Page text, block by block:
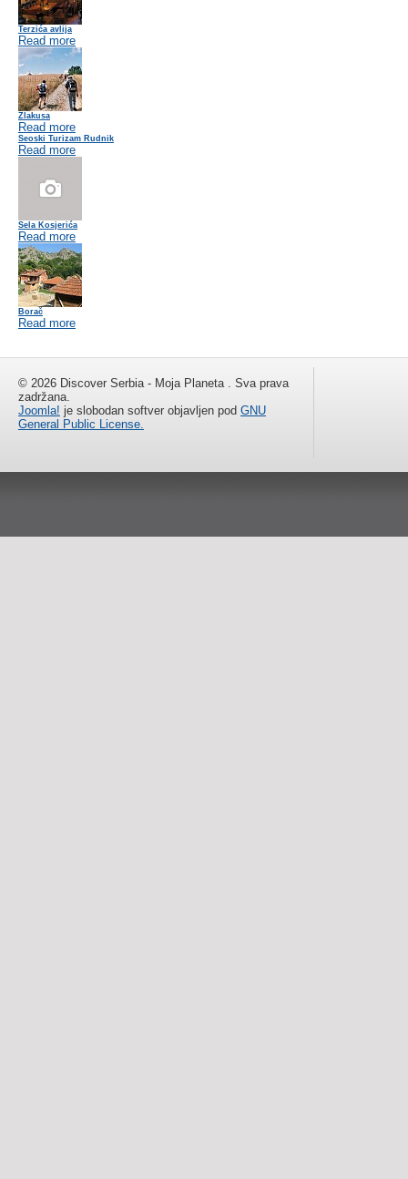
Terzića avlija
Read more
Zlakusa
Read more
Seoski Turizam Rudnik
Read more
Sela Kosjerića
Read more
Borač
Read more
© 2026 Discover Serbia - Moja Planeta . Sva prava
zadržana.
Joomla! je slobodan softver objavljen pod GNU
General Public License.